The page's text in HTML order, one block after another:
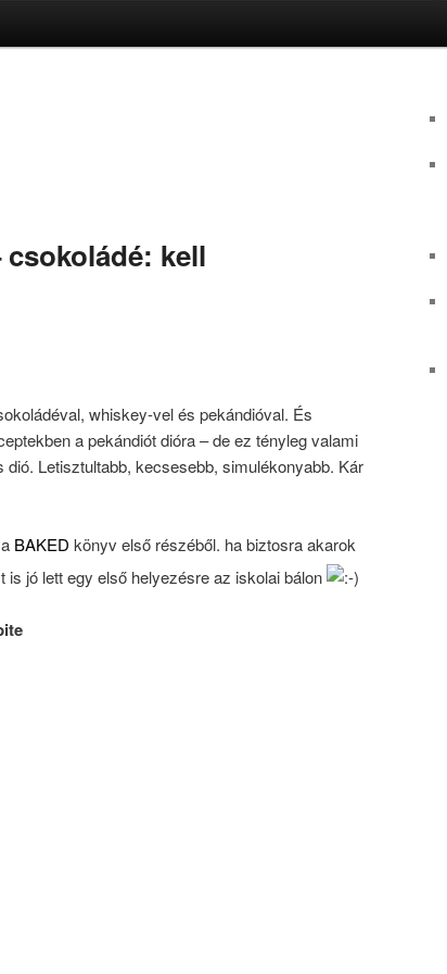
kell
whiskey-vel és pekándióval. És
a pekándiót dióra – de ez tényleg valami
Letisztultabb, kecsesebb, simulékonyabb. Kár
BAKED könyv első részéből. ha biztosra akarok
jó lett egy első helyezésre az iskolai bálon